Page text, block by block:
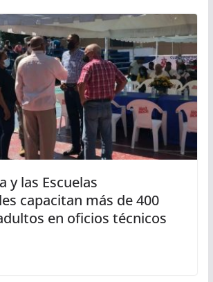
y las Escuelas
capacitan más de 400
en oficios técnicos